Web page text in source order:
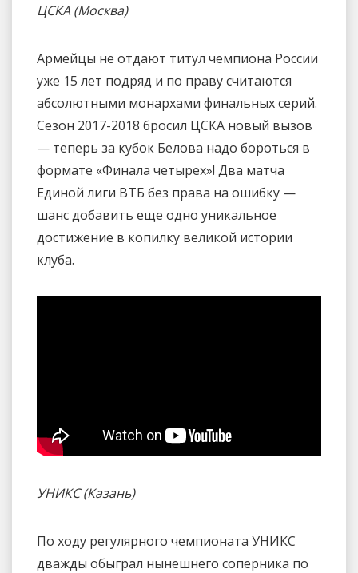
ЦСКА (Москва)
Армейцы не отдают титул чемпиона России
уже 15 лет подряд и по праву считаются
абсолютными монархами финальных серий.
Сезон 2017-2018 бросил ЦСКА новый вызов
— теперь за кубок Белова надо бороться в
формате «Финала четырех»! Два матча
Единой лиги ВТБ без права на ошибку —
шанс добавить еще одно уникальное
достижение в копилку великой истории
клуба.
УНИКС (Казань)
По ходу регулярного чемпионата УНИКС
дважды обыграл нынешнего соперника по